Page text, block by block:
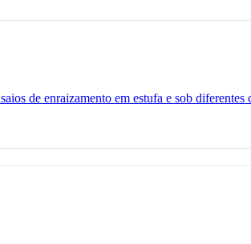
de enraizamento em estufa e sob diferentes